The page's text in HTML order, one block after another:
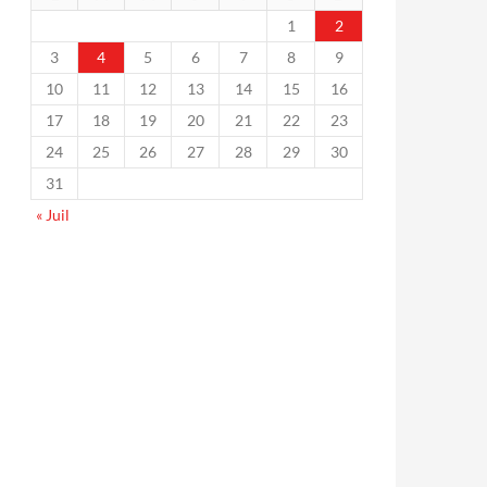
1
2
3
4 5 6 7 8
9
10
11 12 13 14 15
16
17
18 19 20 21 22
23
24
25 26 27 28 29
30
31
« Juil